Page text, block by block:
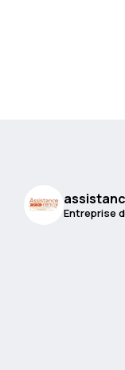
Entreprise